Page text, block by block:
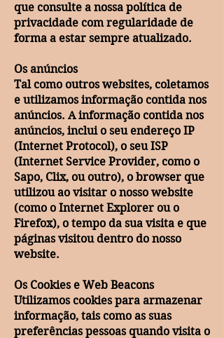
que consulte a nossa política de
privacidade com regularidade de
forma a estar sempre atualizado.
Os anúncios
Tal como outros websites, coletamos
e utilizamos informação contida nos
anúncios. A informação contida nos
anúncios, inclui o seu endereço IP
(Internet Protocol), o seu ISP
(Internet Service Provider, como o
Sapo, Clix, ou outro), o browser que
utilizou ao visitar o nosso website
(como o Internet Explorer ou o
Firefox), o tempo da sua visita e que
páginas visitou dentro do nosso
website.
Os Cookies e Web Beacons
Utilizamos cookies para armazenar
informação, tais como as suas
preferências pessoas quando visita o